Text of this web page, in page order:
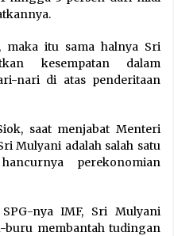
maka itu sama halnya Sri
kesempatan dalam
nari di atas penderitaan
saat menjabat Menteri
Mulyani adalah salah satu
perekonomian
nya IMF, Sri Mulyani
membantah tudingan